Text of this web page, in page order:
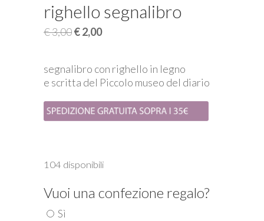
righello segnalibro
€3,00Il
era:
€ 3,00.
€2,00Il
è:
€ 2,00.
segnalibro con righello in legno
e scritta del Piccolo museo del diario
104 disponibili
Vuoi una confezione regalo?
Sì